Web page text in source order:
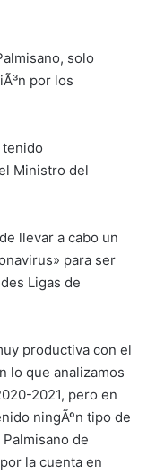
solo
por los
tenido
Ministro del
llevar a cabo un
para ser
Ligas de
productiva con el
lo que analizamos
2021, pero en
ningÃºn tipo de
de
la cuenta en